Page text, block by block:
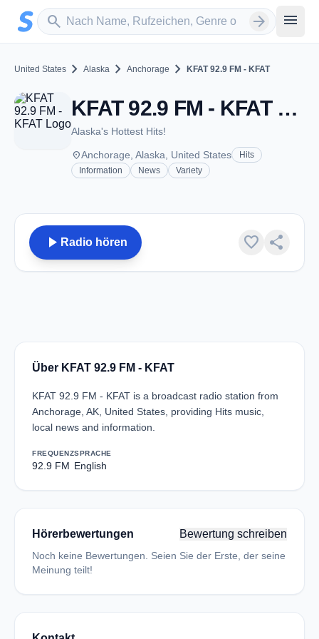
Zum Hauptinhalt springen
search
Sender suchen arrow_forward menu
United States chevron_right Alaska chevron_right Anchorage chevron_right KFAT 92.9 FM - KFAT
KFAT 92.9 FM - KFAT - FM 92.9 - Anchorage, AK
Alaska's Hottest Hits!
placeAnchorage, Alaska, United States
Hits
Information
News Variety
play_arrow Radio hören favorite share
Über KFAT 92.9 FM - KFAT
KFAT 92.9 FM - KFAT is a broadcast radio station from
Anchorage, AK, United States, providing Hits music,
local news and information.
FREQUENZ
92.9 FM
SPRACHE
English
Hörerbewertungen Bewertung schreiben
Noch keine Bewertungen. Seien Sie der Erste, der seine
Meinung teilt!